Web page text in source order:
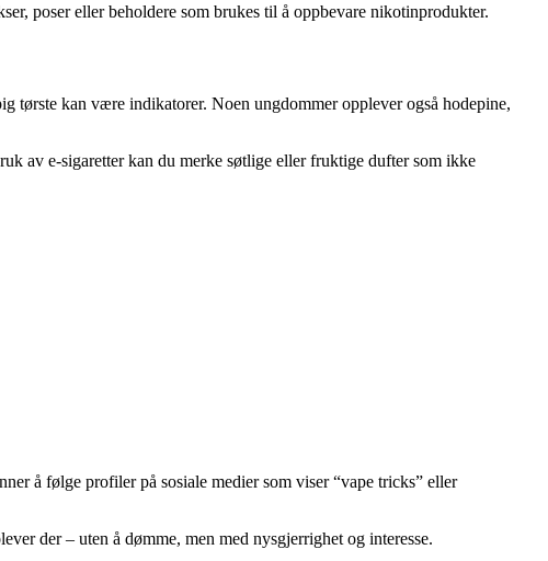
poser eller beholdere som brukes til å oppbevare nikotinprodukter.
tørste kan være indikatorer. Noen ungdommer opplever også hodepine,
av e-sigaretter kan du merke søtlige eller fruktige dufter som ikke
å følge profiler på sosiale medier som viser “vape tricks” eller
der – uten å dømme, men med nysgjerrighet og interesse.